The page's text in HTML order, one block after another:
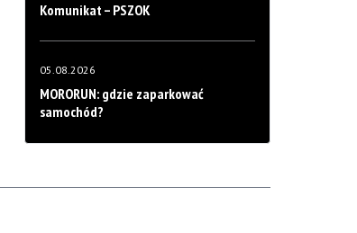
Komunikat – PSZOK
05.08.2026
MORORUN: gdzie zaparkować
samochód?